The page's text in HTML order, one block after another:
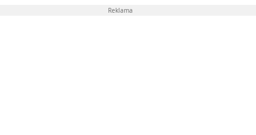
Reklama